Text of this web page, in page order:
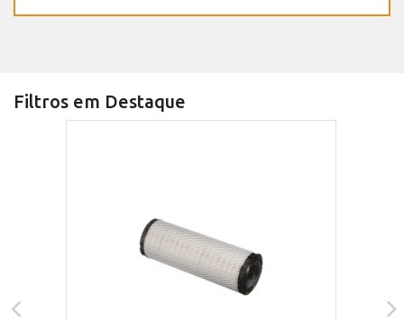
Filtros em Destaque